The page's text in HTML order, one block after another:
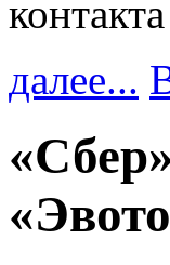
далее...